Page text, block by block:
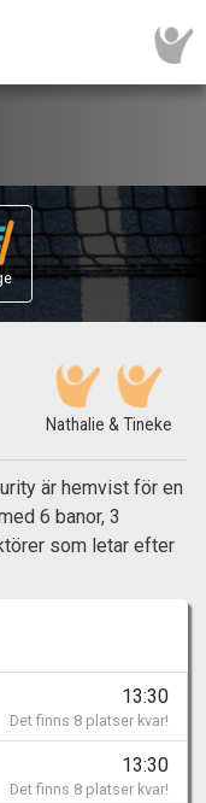
Nathalie & Tineke
är hemvist för en
6 banor, 3
som letar efter
13:30
Det finns 8 platser kvar!
13:30
Det finns 8 platser kvar!